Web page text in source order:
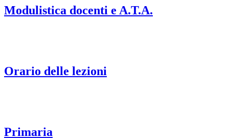
Modulistica docenti e A.T.A.
Orario delle lezioni
Primaria